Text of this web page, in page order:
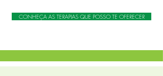
CONHEÇA AS TERAPIAS QUE POSSO TE OFERECER